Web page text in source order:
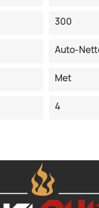
300
Auto-
Met
4